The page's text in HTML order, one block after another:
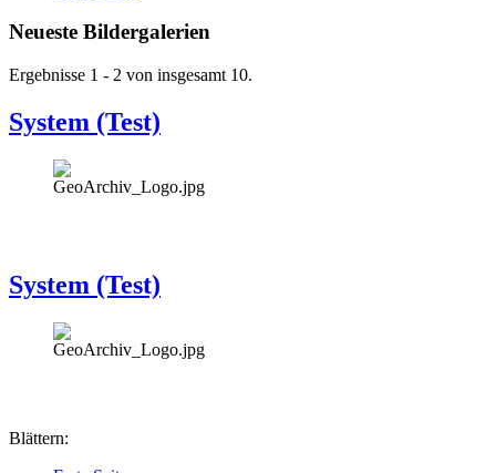
Neueste Bildergalerien
Ergebnisse 1 - 2 von insgesamt 10.
System (Test)
System (Test)
Blättern: